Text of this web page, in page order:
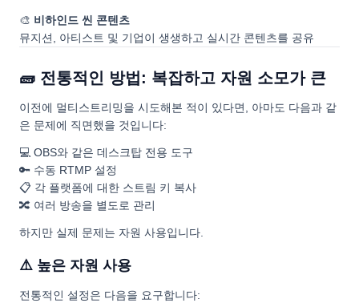
🎨 비하인드 씬 콘텐츠
뮤지션, 아티스트 및 기업이 생생하고 실시간 콘텐츠를 공유
🧱 전통적인 방법: 복잡하고 자원 소모가 큰
이전에 멀티스트리밍을 시도해본 적이 있다면, 아마도 다음과 같
은 문제에 직면했을 것입니다:
💻 OBS와 같은 데스크탑 전용 도구
🔑 수동 RTMP 설정
📋 각 플랫폼에 대한 스트림 키 복사
🔀 여러 방송을 별도로 관리
하지만 실제 문제는 자원 사용입니다.
⚠️ 높은 자원 사용
전통적인 설정은 다음을 요구합니다: